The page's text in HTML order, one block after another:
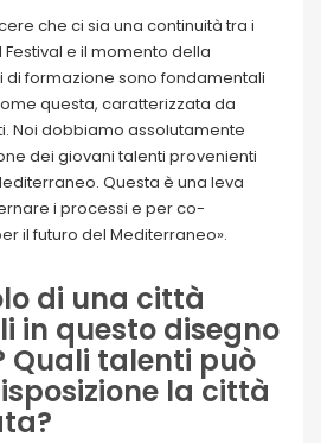
che ci sia una continuità tra i
e il momento della
di formazione sono fondamentali
questa, caratterizzata da
Noi dobbiamo assolutamente
dei giovani talenti provenienti
Questa è una leva
i processi e per co-
il futuro del Mediterraneo».
di una città
in questo disegno
Quali talenti può
la città